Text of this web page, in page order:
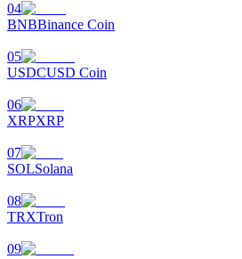
04
BNBBinance Coin
05
USDCUSD Coin
06
XRPXRP
07
SOLSolana
08
TRXTron
09